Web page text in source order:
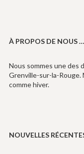
À PROPOS DE NOUS …
Nous sommes une des
Grenville-sur-la-
comme hiver.
NOUVELLES